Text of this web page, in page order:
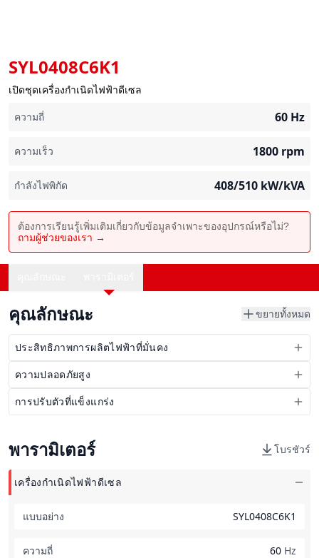
SYL0408C6K1
เปิดชุดเครื่องกำเนิดไฟฟ้าดีเซล
ความถี่
60 Hz
ความเร็ว 1800 rpm
กำลังไฟพิกัด 408/510 kW/kVA
ต้องการเรียนรู้เพิ่มเติมเกี่ยวกับข้อมูลจำเพาะของอุปกรณ์หรือไม่?
ถามผู้ช่วยของเรา →
คุณลักษณะ ขยายทั้งหมด
ประสิทธิภาพการผลิตไฟฟ้าที่มั่นคง
ความปลอดภัยสูง
การปรับตัวที่แข็งแกร่ง
พารามิเตอร์ โบรชัวร์
เครื่องกำเนิดไฟฟ้าดีเซล
แบบอย่าง SYL0408C6K1
ความถี่ 60 Hz